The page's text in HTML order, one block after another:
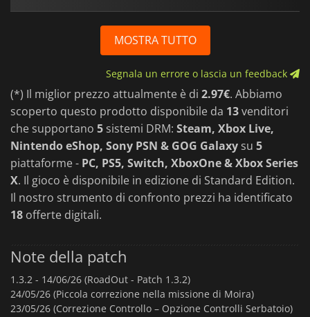
MOSTRA TUTTO
Segnala un errore o lascia un feedback
(*) Il miglior prezzo attualmente è di 2.97€. Abbiamo
scoperto questo prodotto disponibile da 13venditori
che supportano 5 sistemi DRM: Steam, Xbox Live,
Nintendo eShop, Sony PSN & GOG Galaxy su 5
piattaforme - PC, PS5, Switch, XboxOne & Xbox Series
X. Il gioco è disponibile in edizione di Standard Edition.
Il nostro strumento di confronto prezzi ha identificato
18 offerte digitali.
Note della patch
1.3.2 - 14/06/26 (RoadOut - Patch 1.3.2)
24/05/26 (Piccola correzione nella missione di Moira)
23/05/26 (Correzione Controllo – Opzione Controlli Serbatoio)